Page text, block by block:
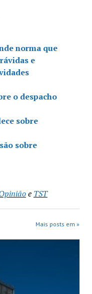
norma que
e
o despacho
sobre
sobre
e TST
Mais posts em »